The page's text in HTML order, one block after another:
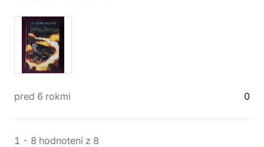
pred 6 rokmi 0
1 - 8 hodnotení z 8